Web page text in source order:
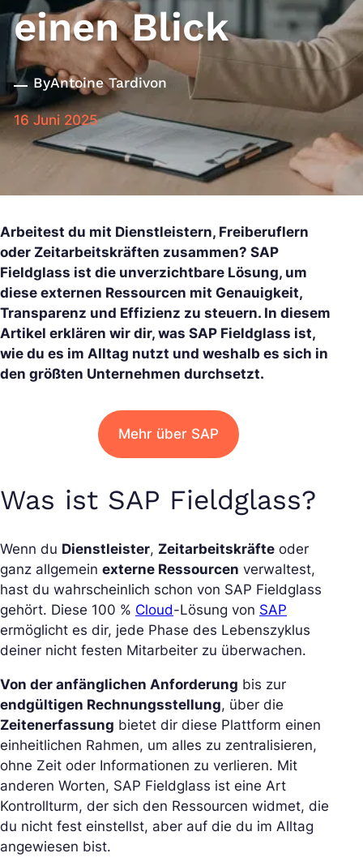
einen Blick
ByAntoine Tardivon
16 Juni 2025
Arbeitest du mit Dienstleistern, Freiberuflern
oder Zeitarbeitskräften zusammen? SAP
Fieldglass ist die unverzichtbare Lösung, um
diese externen Ressourcen mit Genauigkeit,
Transparenz und Effizienz zu steuern. In diesem
Artikel erklären wir dir, was SAP Fieldglass ist,
wie du es im Alltag nutzt und weshalb es sich in
den größten Unternehmen durchsetzt.
Mehr über SAP
Was ist SAP Fieldglass?
Wenn du Dienstleister, Zeitarbeitskräfte oder
ganz allgemein externe Ressourcen verwaltest,
hast du wahrscheinlich schon von SAP Fieldglass
gehört. Diese 100 % Cloud-Lösung von SAP
ermöglicht es dir, jede Phase des Lebenszyklus
deiner nicht festen Mitarbeiter zu überwachen.
Von der anfänglichen Anforderung bis zur
endgültigen Rechnungsstellung, über die
Zeitenerfassung bietet dir diese Plattform einen
einheitlichen Rahmen, um alles zu zentralisieren,
ohne Zeit oder Informationen zu verlieren. Mit
anderen Worten, SAP Fieldglass ist eine Art
Kontrollturm, der sich den Ressourcen widmet, die
du nicht fest einstellst, aber auf die du im Alltag
angewiesen bist.